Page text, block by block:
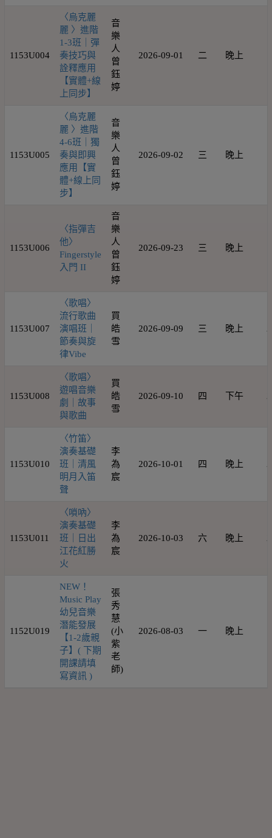
1153U004
〈烏克麗
麗 〉進階
1-3班｜彈
奏技巧與
詮釋應用
【實體+線
上同步】
音
樂
人
曾
鈺
婷
2026-09-01 二 晚上
1153U005
〈烏克麗
麗 〉進階
4-6班｜獨
奏與即興
應用【實
體+線上同
步】
音
樂
人
曾
鈺
婷
2026-09-02 三 晚上
1153U006
〈指彈吉
他〉
Fingerstyle
入門 II
音
樂
人
曾
鈺
婷
2026-09-23 三 晚上
1153U007
〈歌唱〉
流行歌曲
演唱班｜
節奏與旋
律Vibe
買
皓
雪
2026-09-09 三 晚上
1153U008
〈歌唱〉
遊唱音樂
劇｜故事
與歌曲
買
皓
雪
2026-09-10 四 下午
1153U010
〈竹笛〉
演奏基礎
班｜清風
明月入笛
聲
李
為
宸
2026-10-01 四 晚上
1153U011
〈嗩吶〉
演奏基礎
班｜日出
江花紅勝
火
李
為
宸
2026-10-03 六 晚上
1152U019
NEW！
Music Play
幼兒音樂
潛能發展
【1-2歲親
子】( 下期
開課請填
寫資訊 )
張
秀
慧
(小
紫
老
師)
2026-08-03 一 晚上